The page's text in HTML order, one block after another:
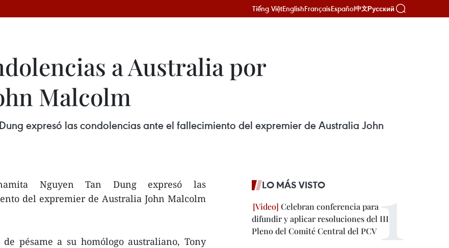
Tiếng ViệtEnglishFrançaisEspañol中文Русский
a Australia por
Malcolm
expresó las condolencias ante el fallecimiento del expremier de Australia John
Nguyen Tan Dung expresó las
del expremier de Australia John Malcolm
pésame a su homólogo australiano, Tony
LO MÁS VISTO
Celebran conferencia para
difundir y aplicar resoluciones del III
Pleno del Comité Central del PCV